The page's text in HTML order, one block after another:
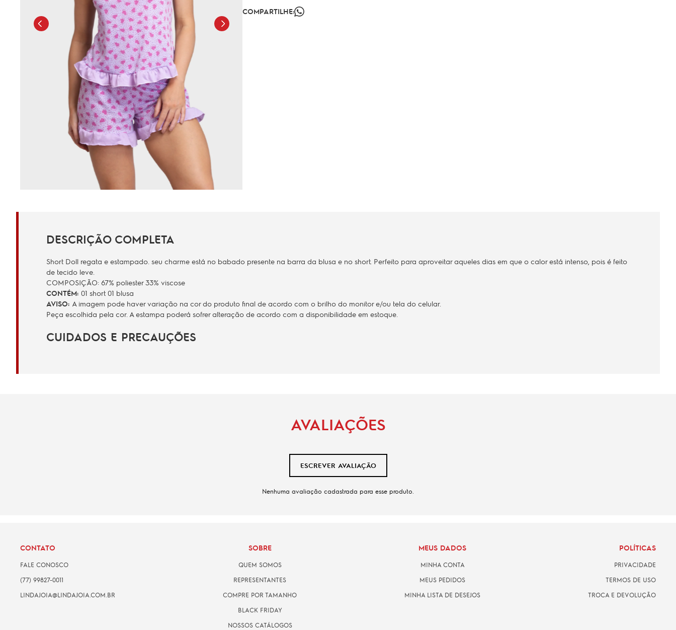
COMPARTILHE:
DESCRIÇÃO COMPLETA
Short Doll regata e estampado. seu charme está no babado presente na barra da blusa e no short. Perfeito para aproveitar aqueles dias em que o calor está intenso, pois é feito
de tecido leve.
COMPOSIÇÃO: 67% poliester 33% viscose
CONTÉM: 01 short 01 blusa
AVISO: A imagem pode haver variação na cor do produto final de acordo com o brilho do monitor e/ou tela do celular.
Peça escolhida pela cor. A estampa poderá sofrer alteração de acordo com a disponibilidade em estoque.
CUIDADOS E PRECAUÇÕES
AVALIAÇÕES
ESCREVER AVALIAÇÃO
Nenhuma avaliação cadastrada para esse produto.
CONTATO
FALE CONOSCO
(77) 99827-0011
LINDAJOIA@LINDAJOIA.COM.BR
SOBRE
QUEM SOMOS
REPRESENTANTES
COMPRE POR TAMANHO
BLACK FRIDAY
NOSSOS CATÁLOGOS
MEUS DADOS
MINHA CONTA
MEUS PEDIDOS
MINHA LISTA DE DESEJOS
POLÍTICAS
PRIVACIDADE
TERMOS DE USO
TROCA E DEVOLUÇÃO